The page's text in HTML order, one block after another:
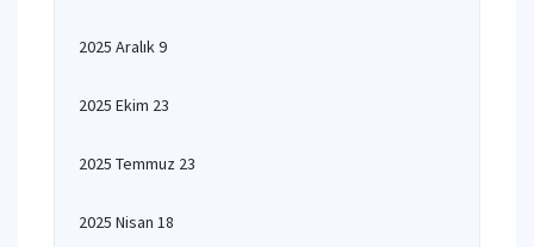
2025 Aralık 9
2025 Ekim 23
2025 Temmuz 23
2025 Nisan 18